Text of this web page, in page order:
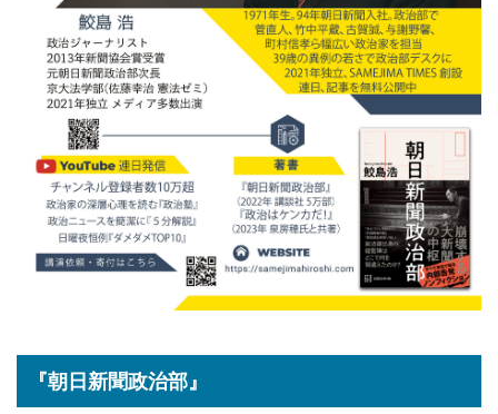
『朝日新聞政治部』